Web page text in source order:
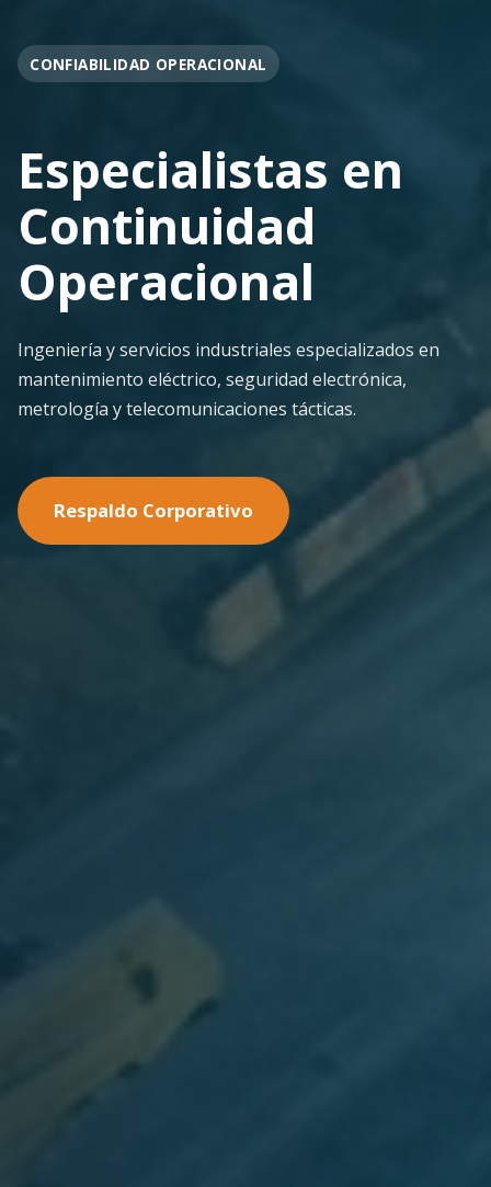
OPERACIÓN EN FAENA
Soporte
Operacional
Continuo
Despliegue ágil en terreno con los más altos
estándares de seguridad y calidad técnica para la
minería pesada.
Nuestras Soluciones